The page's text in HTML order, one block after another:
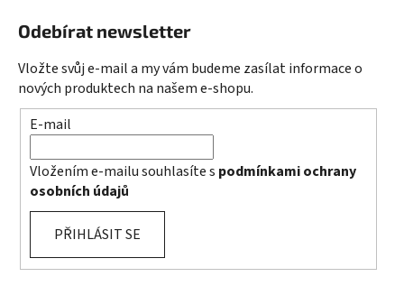
Odebírat newsletter
Vložte svůj e-mail a my vám budeme zasílat informace o
nových produktech na našem e-shopu.
E-mail
Vložením e-mailu souhlasíte s podmínkami ochrany
osobních údajů
PŘIHLÁSIT SE